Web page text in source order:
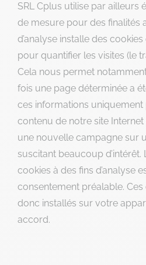
SRL Cplus utilise par ailleurs
de mesure pour des finalités
d’analyse installe des
pour quantifier les visites (le
Cela nous permet
fois une page déterminée a
ces informations
contenu de notre site
une nouvelle campagne sur
suscitant beaucoup d’intérêt.
cookies à des fins d’analyse
consentement préalable.
donc installés sur votre
accord.